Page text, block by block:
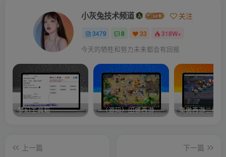
小灰兔技术频道 关注
3479 8 33 318W+
今天的牺牲和努力未来都会有回报
梦幻工具箱————-免费 –（源码）田螺西游9.0 假人摆摊18门派飞升渡劫化圣助战最新BB谛听…. 笑傲西游二版-
上一篇
下一篇